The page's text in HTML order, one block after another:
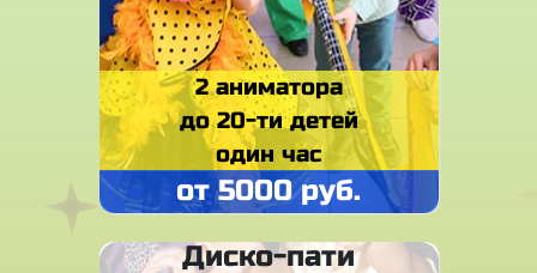
2 аниматора
до 20-ти детей
один час
от 5000 руб.
Диско-пати